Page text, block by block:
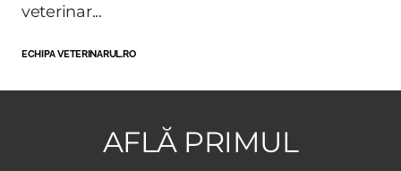
veterinar...
ECHIPA VETERINARUL.RO
AFLĂ PRIMUL